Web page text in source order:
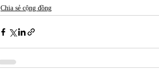
Chia sẻ cộng đồng